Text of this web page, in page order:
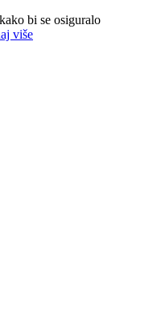
bi se osiguralo
više